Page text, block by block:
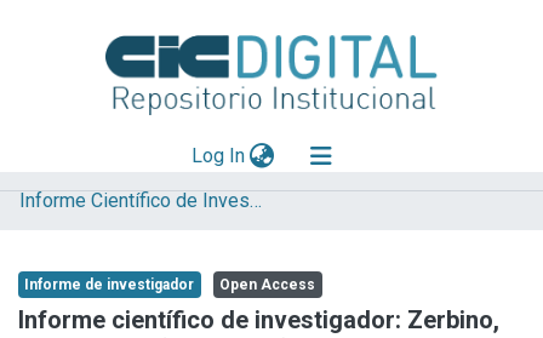
Log In(current)
Explorar
Aportar material
Informe Científico de Investigador
Informe de investigador Open Access
Informe científico de investigador: Zerbino,